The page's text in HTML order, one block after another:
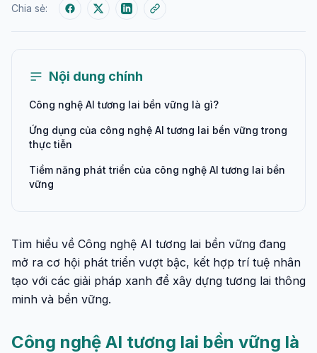
Chia sẻ:
Nội dung chính
Công nghệ AI tương lai bền vững là gì?
Ứng dụng của công nghệ AI tương lai bền vững trong
thực tiễn
Tiềm năng phát triển của công nghệ AI tương lai bền
vững
Tìm hiểu về Công nghệ AI tương lai bền vững đang
mở ra cơ hội phát triển vượt bậc, kết hợp trí tuệ nhân
tạo với các giải pháp xanh để xây dựng tương lai thông
minh và bền vững.
Công nghệ AI tương lai bền vững là